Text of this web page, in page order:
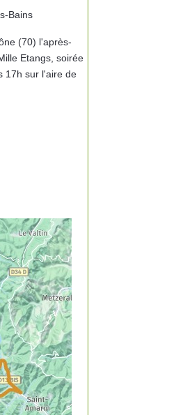
Bains
(70) l'après-
Etangs, soirée
17h sur l'aire de